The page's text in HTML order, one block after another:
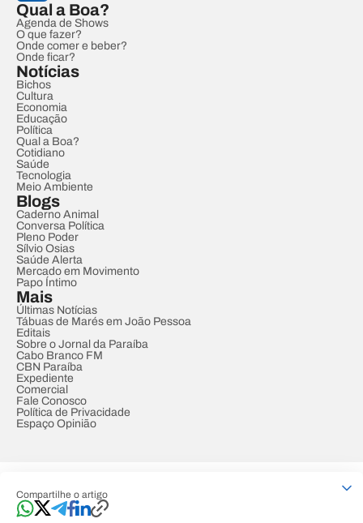
Compartilhe o artigo
Qual a Boa?
Agenda de Shows
O que fazer?
Onde comer e beber?
Onde ficar?
Notícias
Bichos
Cultura
Economia
Educação
Política
Qual a Boa?
Cotidiano
Saúde
Tecnologia
Meio Ambiente
Blogs
Caderno Animal
Conversa Política
Pleno Poder
Sílvio Osias
Saúde Alerta
Mercado em Movimento
Papo Íntimo
Mais
Últimas Notícias
Tábuas de Marés em João Pessoa
Editais
Sobre o Jornal da Paraíba
Cabo Branco FM
CBN Paraíba
Expediente
Comercial
Fale Conosco
Política de Privacidade
Espaço Opinião
Developed by Designed by